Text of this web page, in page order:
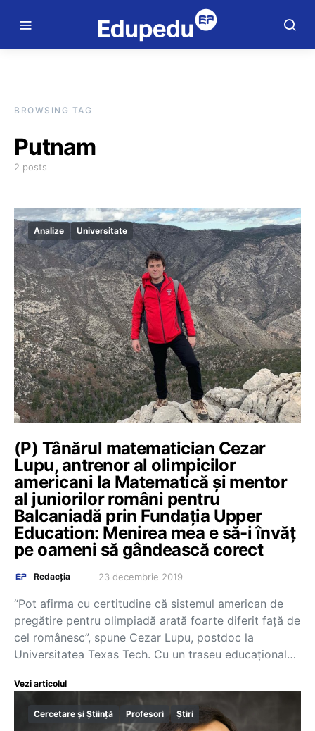
BROWSING TAG
Putnam
2 posts
Analize Universitate
(P) Tânărul matematician Cezar
Lupu, antrenor al olimpicilor
americani la Matematică și mentor
al juniorilor români pentru
Balcaniadă prin Fundația Upper
Education: Menirea mea e să-i învăț
pe oameni să gândească corect
Redacția 23 decembrie 2019
“Pot afirma cu certitudine că sistemul american de
pregătire pentru olimpiadă arată foarte diferit față de
cel românesc”, spune Cezar Lupu, postdoc la
Universitatea Texas Tech. Cu un traseu educațional…
Vezi articolul
Cercetare și Știință Profesori Știri